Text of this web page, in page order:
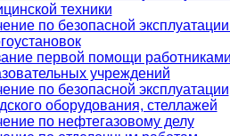
техники
по безопасной
первой помощи работниками
учреждений
по безопасной эксплуатации
оборудования, стеллажей
по нефтегазовому делу